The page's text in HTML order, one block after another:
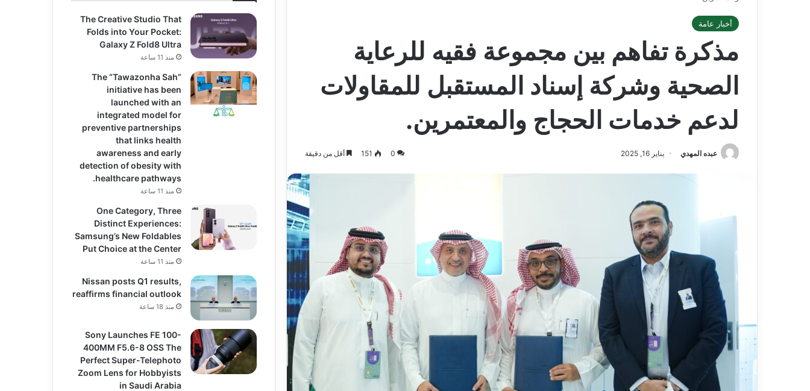
أخبار عامة
مذكرة تفاهم بين مجموعة فقيه للرعاية
الصحية وشركة إسناد المستقبل للمقاولات
لدعم خدمات الحجاج والمعتمرين.
عبده المهدي يناير 16, 2025 0
151 أقل من دقيقة
The Creative Studio That
Folds into Your Pocket:
Galaxy Z Fold8 Ultra
منذ 11 ساعة
The “Tawazonha Sah”
initiative has been
launched with an
integrated model for
preventive partnerships
that links health
awareness and early
detection of obesity with
healthcare pathways.
منذ 11 ساعة
One Category, Three
Distinct Experiences:
Samsung’s New Foldables
Put Choice at the Center
منذ 11 ساعة
Nissan posts Q1 results,
reaffirms financial outlook
منذ 18 ساعة
Sony Launches FE 100-
400MM F5.6-8 OSS The
Perfect Super-Telephoto
Zoom Lens for Hobbyists
in Saudi Arabia